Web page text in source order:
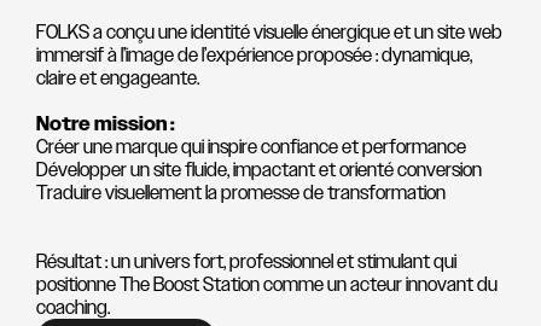
FOLKS a conçu une identité visuelle énergique et un site web
immersif à l’image de l’expérience proposée : dynamique,
claire et engageante.
Notre mission :
Créer une marque qui inspire confiance et performance
Développer un site fluide, impactant et orienté conversion
Traduire visuellement la promesse de transformation
Résultat : un univers fort, professionnel et stimulant qui
positionne The Boost Station comme un acteur innovant du
coaching.